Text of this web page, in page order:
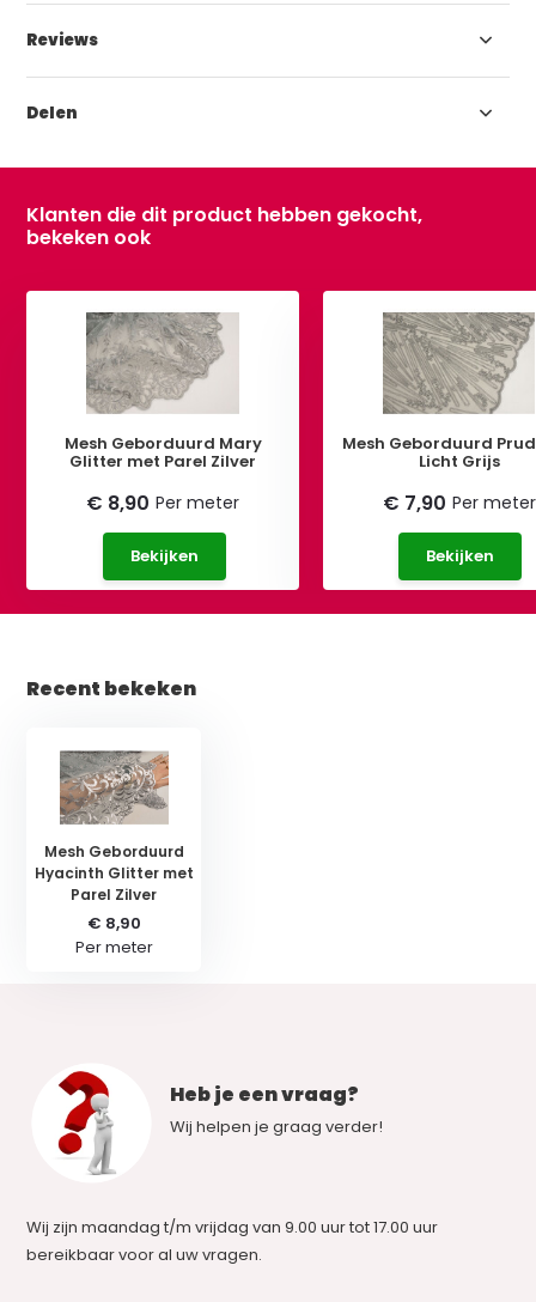
Reviews
Delen
Klanten die dit product hebben gekocht,
bekeken ook
Mesh Geborduurd Mary
Glitter met Parel Zilver
€ 8,90 Per meter
Bekijken
Mesh Geborduurd
Licht Grijs
€ 7,90 Per meter
Bekijken
Recent bekeken
Mesh Geborduurd
Hyacinth Glitter met
Parel Zilver
€ 8,90
Per meter
Heb je een vraag?
Wij helpen je graag verder!
Wij zijn maandag t/m vrijdag van 9.00 uur tot 17.00 uur
bereikbaar voor al uw vragen.